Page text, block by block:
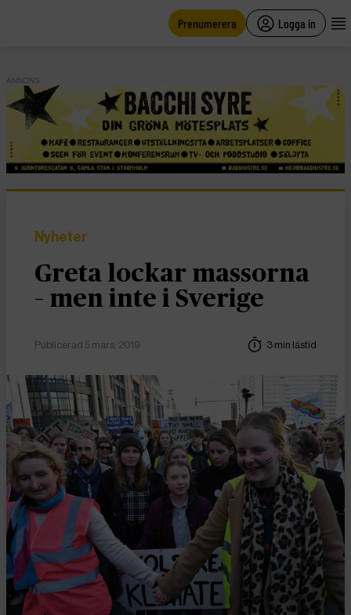
Prenumerera Logga in
ANNONS
Nyheter
Greta lockar massorna
– men inte i Sverige
Publicerad 5 mars, 2019 3 min lästid